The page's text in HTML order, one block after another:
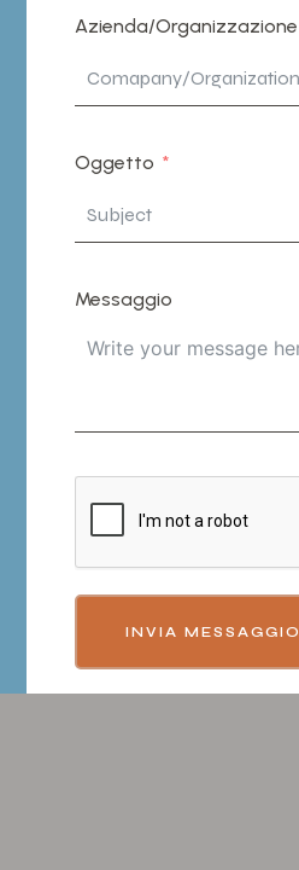
Azienda/Organizzazione
Oggetto
Messaggio
INVIA MESSAGGIO